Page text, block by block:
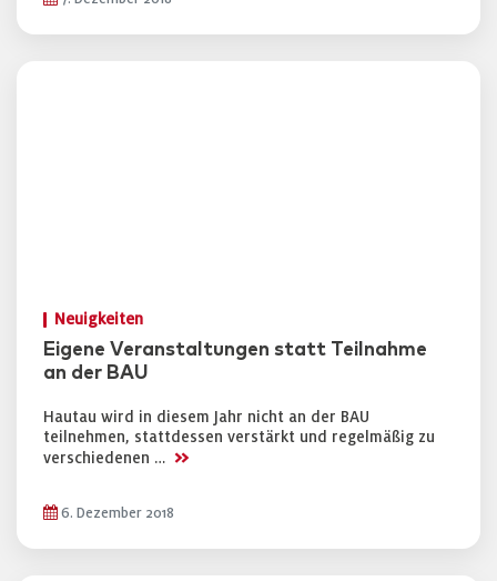
Neuigkeiten
Eigene Veranstaltungen statt Teilnahme
an der BAU
Hautau wird in diesem Jahr nicht an der BAU
teilnehmen, stattdessen verstärkt und regelmäßig zu
verschiedenen … >>
6. Dezember 2018